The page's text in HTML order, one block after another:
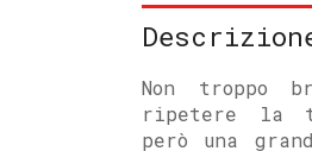
Non troppo
ripetere la
però una